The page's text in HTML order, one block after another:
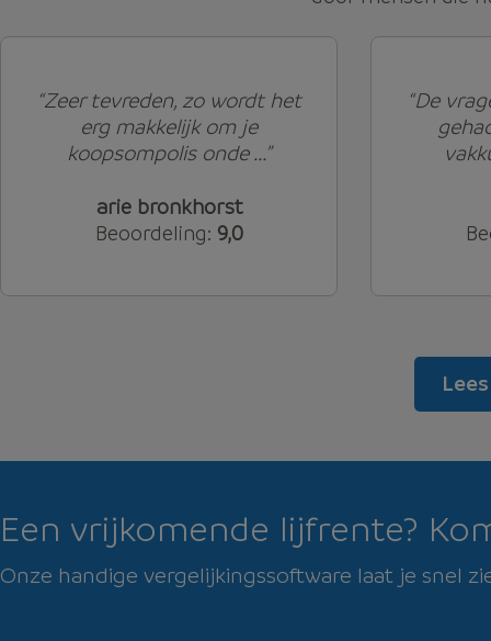
“Zeer tevreden, zo wordt het
erg makkelijk om je
koopsompolis onde ...”
arie bronkhorst
Beoordeling: 9,0
“De
Een vrijkomende lijfrente?
Onze handige vergelijkingssoftware laat je snel